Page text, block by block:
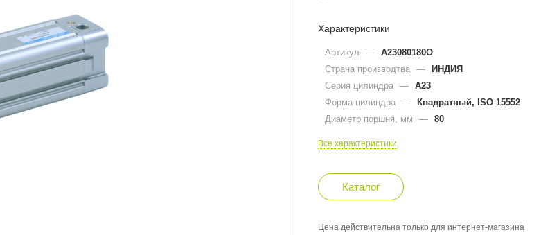
Характеристики
Артикул — A23080180O
Страна производтва — ИНДИЯ
Серия цилиндра — A23
Форма цилиндра — Квадратный, ISO 15552
Диаметр поршня, мм
— 80
Все характеристики
Каталог
Цена действительна только для интернет-магазина